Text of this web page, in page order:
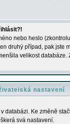
nebo heslo
druhý případ, pak jste
velikost
nastavení
databázi. Ke změně
svá nastavení.